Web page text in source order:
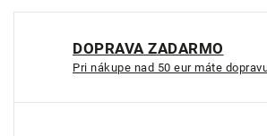
DOPRAVA ZADARMO
Pri nákupe nad 50 eur máte